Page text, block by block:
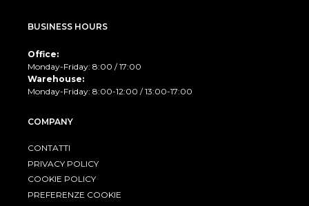
BUSINESS HOURS
Office:
Monday-Friday: 8:00 / 17:00
Warehouse:
Monday-Friday: 8:00-12:00 / 13:00-17:00
COMPANY
CONTATTI
PRIVACY POLICY
COOKIE POLICY
PREFERENZE COOKIE